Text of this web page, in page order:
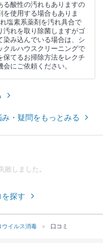
る酸性の汚れもありますの
使用する場合もありま
塩素系薬剤を汚れ具合で
汚れを取り除菌しますがゴ
染み込んでいる場合は、シ
クルハウスクリーニングで
保てるお掃除方法をレクチ
にご依頼ください。
・疑問をもっとみる
敗しました。
探す
ウイルス消毒 口コミ